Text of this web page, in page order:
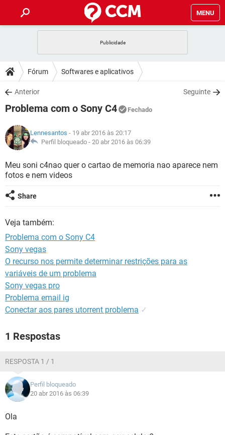
MENU
CELULAR FACEBOOK
OUTLOOK
INSTAGRAM GMAIL
GUIA DE COMPRAS
DICAS
JOGOS WHATSAPP
INSTAGRAM GMAIL
GUIA DE COMPRAS
DOWNLOADS
JOGOS WHATSAPP
CELULAR
OUTLOOK EXCEL
INSTAGRAM
GUIA DE COMPRAS
JOGOS WHATSAPP
CELULAR
OUTLOOK EXCEL
GLOSSÁRIO
JOGOS WHATSAPP
CELULAR
OUTLOOK
GUIA DE COMPRAS
Fórum Softwares e aplicativos
Anterior Seguinte
Problema com o Sony C4 Fechado
Lennesantos - 19 abr 2016 às 20:17
Perfil bloqueado - 20 abr 2016 às 06:39
Meu soni c4nao quer o cartao de memoria nao aparece nem
fotos e nem videos
Share
Veja também:
Problema com o Sony C4
Sony vegas
O recurso nos permite determinar restrições para as
variáveis de um problema
Sony vegas pro
Problema email ig
Conectar aos pares utorrent problema ✓
1 Respostas
RESPOSTA 1 / 1
Perfil bloqueado
20 abr 2016 às 06:39
Ola